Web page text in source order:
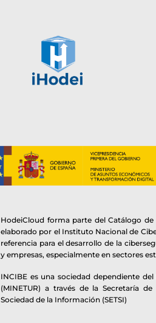
HodeiCloud forma parte del Catálogo
elaborado por el Instituto Nacional de
referencia para el desarrollo de la
y empresas, especialmente en sectores
INCIBE es una sociedad dependiente
(MINETUR) a través de la Secretaría
Sociedad de la Información (SETSI)